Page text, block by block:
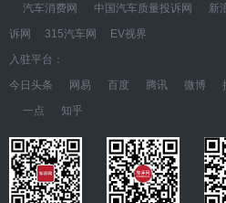
汽车消费网
中国汽车质量投诉网 新
诉网
315汽车网
EV视界
入驻平台：
今日头条
网易 百度 腾讯 微博
一点
知乎